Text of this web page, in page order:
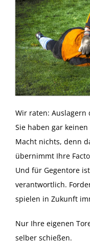
Wir raten: Auslagern
Sie haben gar
Macht nichts, denn
übernimmt Ihre
Und für Gegentore
verantwortlich.
spielen in Zukunft
Nur Ihre eigenen
selber schießen.